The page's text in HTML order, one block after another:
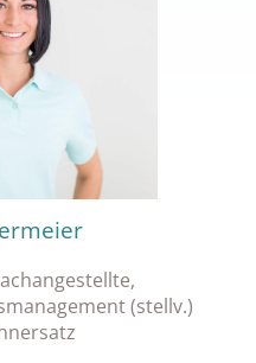
(stellv.)